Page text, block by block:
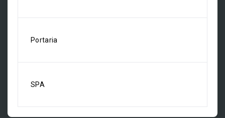
Portaria
SPA